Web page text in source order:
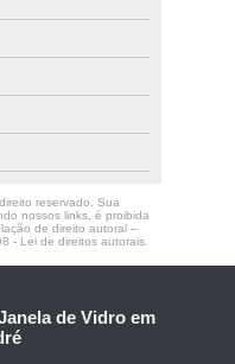
reservado. Sua
nossos links, é proibida
de direito autoral –
- Lei de direitos autorais.
de Vidro em